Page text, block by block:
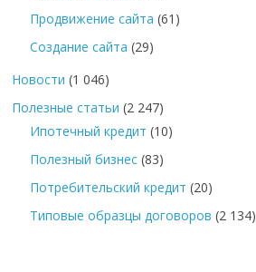
Продвижение сайта (61)
Создание сайта (29)
Новости (1 046)
Полезные статьи (2 247)
Ипотечный кредит (10)
Полезный бизнес (83)
Потребительский кредит (20)
Типовые образцы договоров (2 134)